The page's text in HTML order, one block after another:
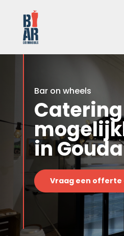
Bar on wheels
Catering
in Gouda
Vraag een offerte